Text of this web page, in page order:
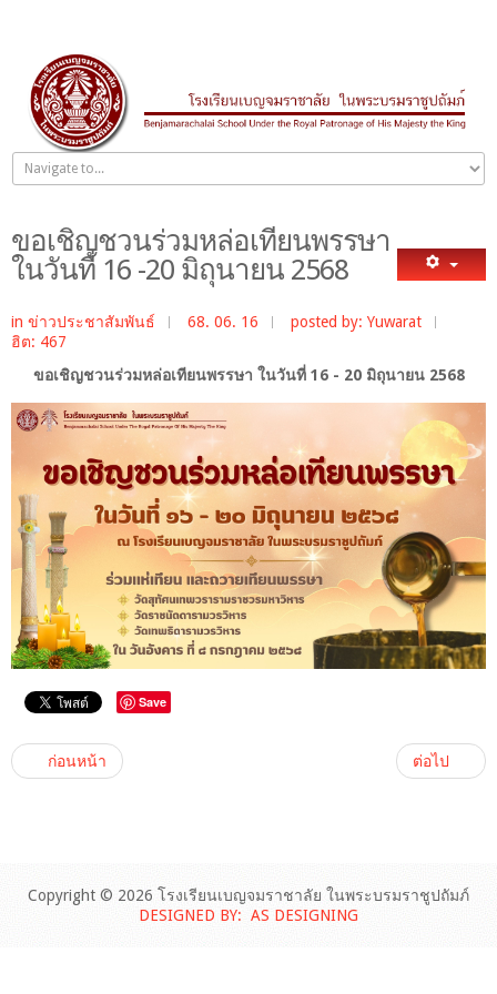
ขอเชิญชวนร่วมหล่อเทียนพรรษา
ในวันที่ 16 -20 มิถุนายน 2568
in ข่าวประชาสัมพันธ์ 68. 06. 16
posted by: Yuwarat
ฮิต: 467
ขอเชิญชวนร่วมหล่อเทียนพรรษา ในวันที่ 16 - 20 มิถุนายน 2568
Save
ก่อนหน้า ต่อไป
Copyright © 2026 โรงเรียนเบญจมราชาลัย ในพระบรมราชูปถัมภ์
DESIGNED BY: AS DESIGNING